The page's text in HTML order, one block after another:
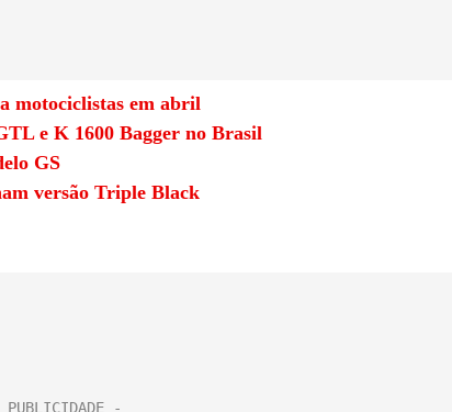
motociclistas em abril
e K 1600 Bagger no Brasil
GS
versão Triple Black